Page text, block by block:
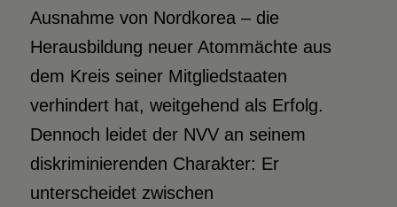
Ausnahme von Nordkorea – die
Herausbildung neuer Atommächte aus
dem Kreis seiner Mitgliedstaaten
verhindert hat, weitgehend als Erfolg.
Dennoch leidet der NVV an seinem
diskriminierenden Charakter: Er
unterscheidet zwischen